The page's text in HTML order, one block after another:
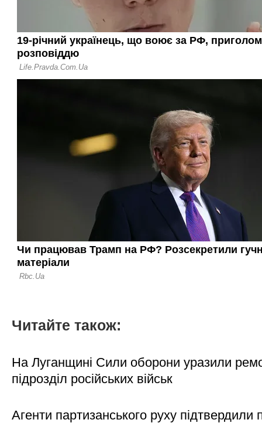
Читайте також:
На Луганщині Сили оборони уразили
підрозділ російських військ
Агенти партизанського руху підтвердили